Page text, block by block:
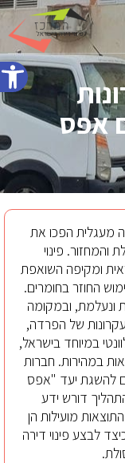
פתח
אפס
מעגלית הפכו את
והמחזור. פינוי
ומקיפה השואפת
החוזר בחומרים.
ונעלמת, ובמקומה
של הפרדה,
במיוחד בישראל,
במהירות. חברות
להשגת יעד "אפס
דורש ידע
מועילות הן
לבצע פינוי דירה